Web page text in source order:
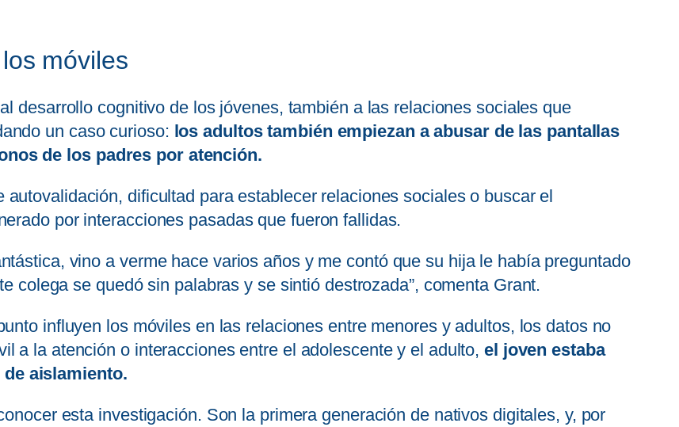
móviles
desarrollo cognitivo de los jóvenes, también a las relaciones sociales que
un caso curioso: los adultos también empiezan a abusar de las pantallas
de los padres por atención.
dificultad para establecer relaciones sociales o buscar el
por interacciones pasadas que fueron fallidas.
vino a verme hace varios años y me contó que su hija le había preguntado
colega se quedó sin palabras y se sintió destrozada”, comenta Grant.
influyen los móviles en las relaciones entre menores y adultos, los datos no
a la atención o interacciones entre el adolescente y el adulto,el joven estaba
aislamiento.
esta investigación. Son la primera generación de nativos digitales, y, por